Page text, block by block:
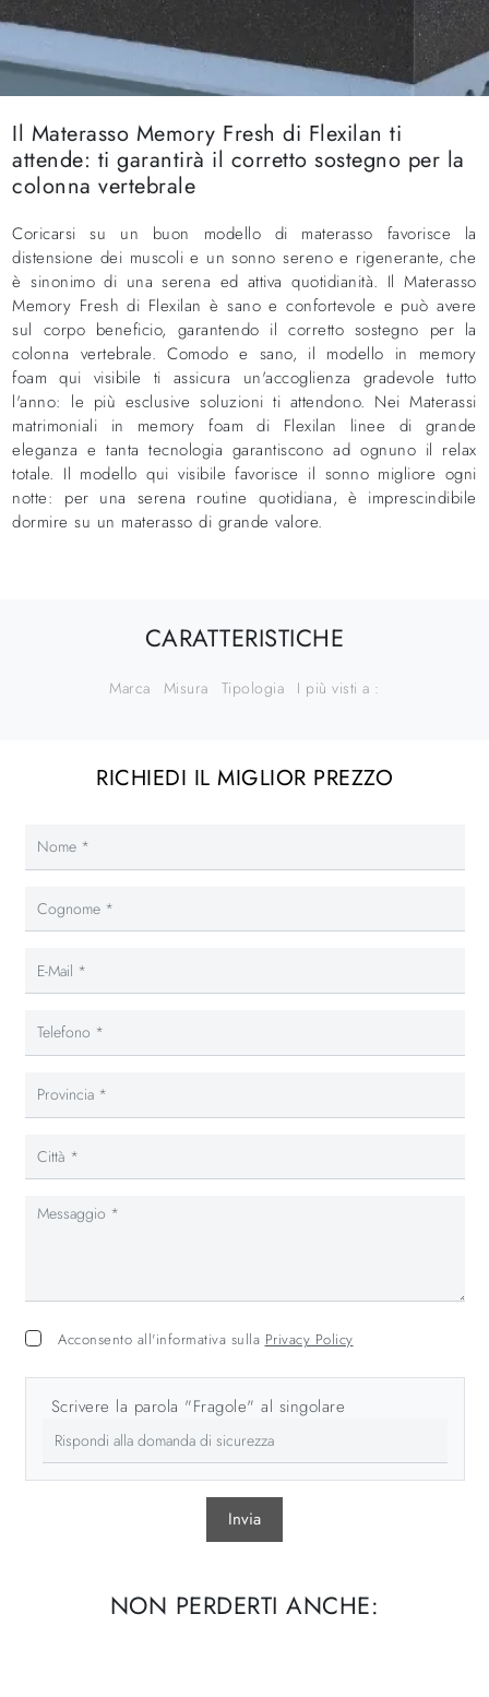
Il Materasso Memory Fresh di Flexilan ti
attende: ti garantirà il corretto sostegno per la
colonna vertebrale
Coricarsi su un buon modello di materasso favorisce la
distensione dei muscoli e un sonno sereno e rigenerante, che
è sinonimo di una serena ed attiva quotidianità. Il Materasso
Memory Fresh di Flexilan è sano e confortevole e può avere
sul corpo beneficio, garantendo il corretto sostegno per la
colonna vertebrale. Comodo e sano, il modello in memory
foam qui visibile ti assicura un'accoglienza gradevole tutto
l'anno: le più esclusive soluzioni ti attendono. Nei Materassi
matrimoniali in memory foam di Flexilan linee di grande
eleganza e tanta tecnologia garantiscono ad ognuno il relax
totale. Il modello qui visibile favorisce il sonno migliore ogni
notte: per una serena routine quotidiana, è imprescindibile
dormire su un materasso di grande valore.
CARATTERISTICHE
Marca Misura Tipologia I più visti a :
RICHIEDI IL MIGLIOR PREZZO
Acconsento all'informativa sulla Privacy Policy
Scrivere la parola "Fragole" al singolare
Invia
NON PERDERTI ANCHE: